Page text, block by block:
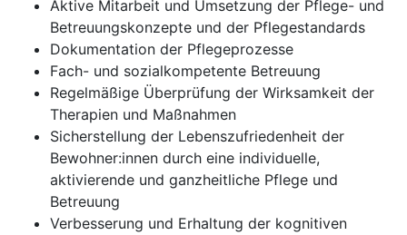
Aktive Mitarbeit und Umsetzung der Pflege- und
Betreuungskonzepte und der Pflegestandards
Dokumentation der Pflegeprozesse
Fach- und sozialkompetente Betreuung
Regelmäßige Überprüfung der Wirksamkeit der
Therapien und Maßnahmen
Sicherstellung der Lebenszufriedenheit der
Bewohner:innen durch eine individuelle,
aktivierende und ganzheitliche Pflege und
Betreuung
Verbesserung und Erhaltung der kognitiven